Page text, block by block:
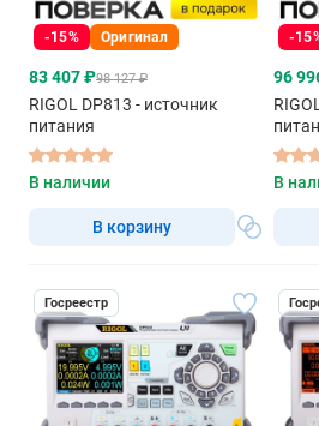
-15% Оригинал
83 407 ₽98 127 ₽
RIGOL DP813 - источник
питания
В наличии
В корзину
-
96
В
Госреестр